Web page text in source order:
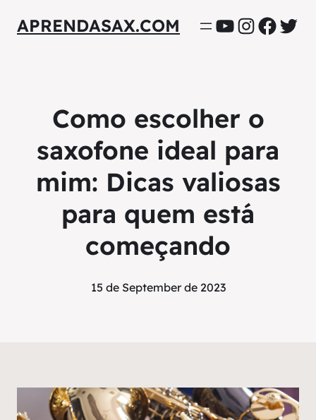
APRENDASAX.COM YouTube
Como escolher o
saxofone ideal para
mim: Dicas valiosas
para quem está
começando
15 de September de 2023